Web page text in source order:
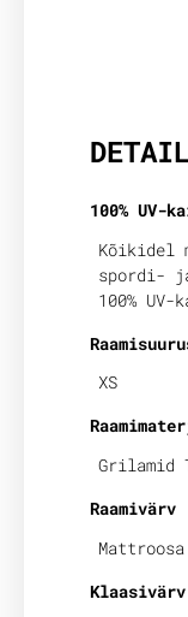
100% UV-
Kõikidel
spordi-
100%
XS
Grilamid
Raamivärv
Mattroosa
Klaasivärv